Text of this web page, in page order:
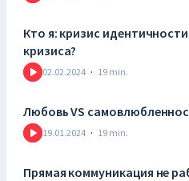
Кто я: кризис
кризиса?
02.02.2024 · 19 min.
Любовь VS
19.01.2024 · 19 min.
Прямая коммуникация не